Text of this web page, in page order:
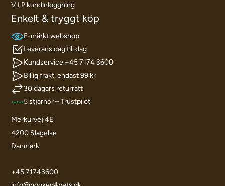
V.I.P kundinloggning
Enkelt & tryggt köp
E-märkt webshop
Leverans dag till dag
Kundservice +45 7174 3600
Billig frakt, endast 99 kr
30 dagars returrätt
5 stjärnor – Trustpilot
Merkurvej 4E
4200 Slagelse
Danmark
+45 71743600